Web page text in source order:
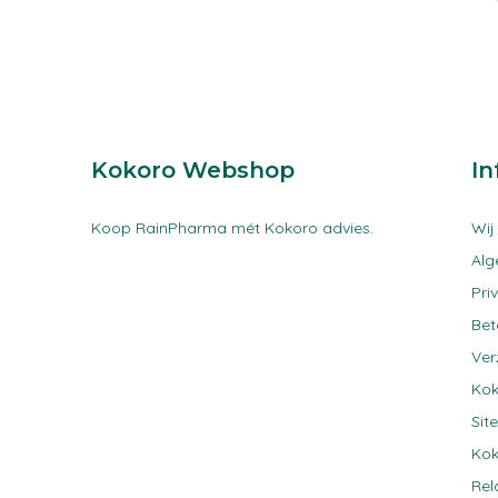
Kokoro Webshop
Koop RainPharma mét Kokoro advies.